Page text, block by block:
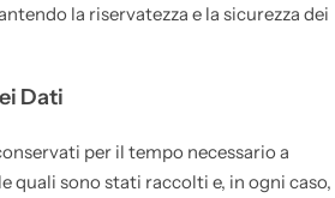
la riservatezza e la sicurezza dei
Dati
per il tempo necessario a
quali sono stati raccolti e, in ogni caso,